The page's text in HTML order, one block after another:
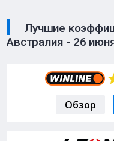
Лучшие
Австралия - 26
Обзор